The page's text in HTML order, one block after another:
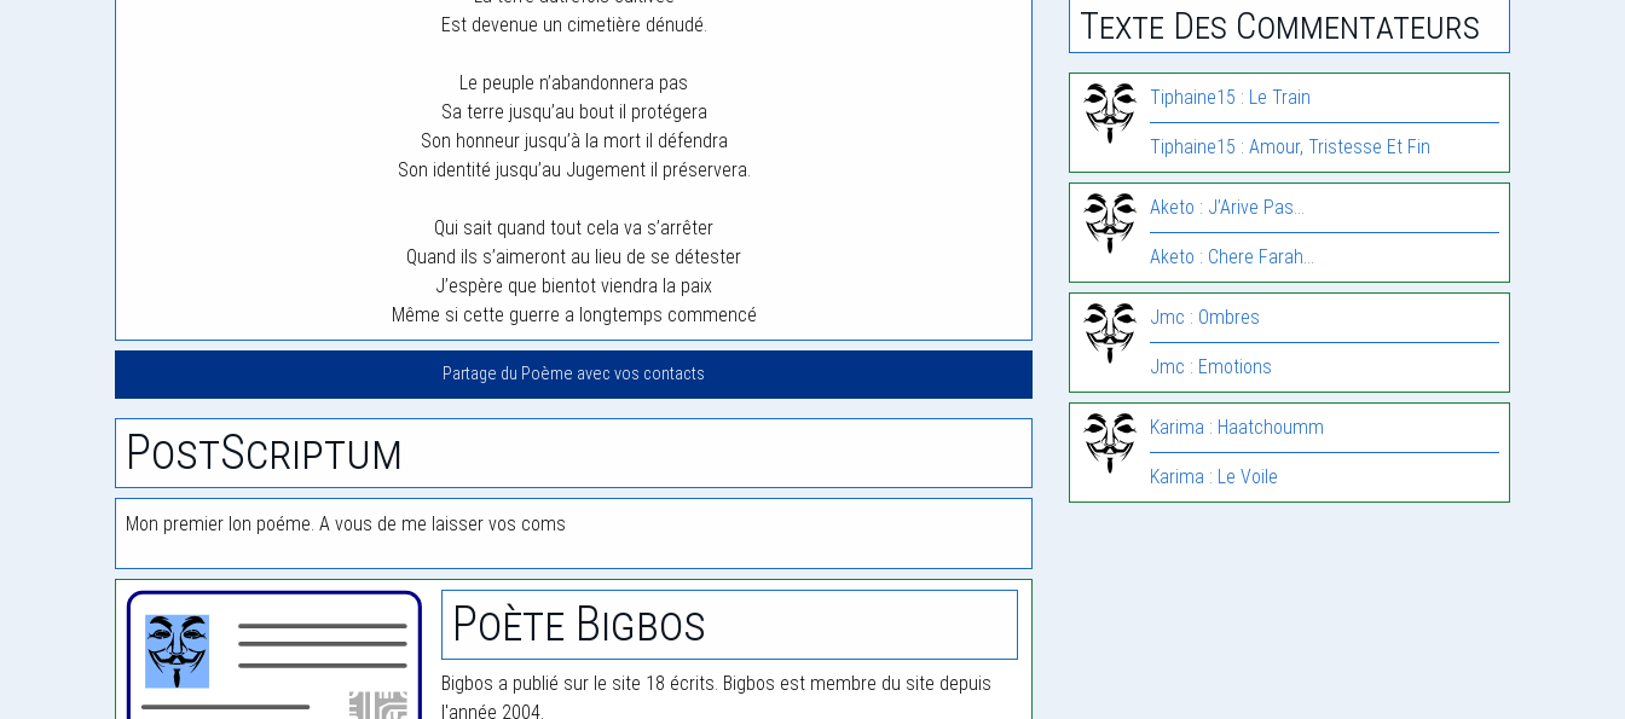
Est devenue un cimetière dénudé.
Le peuple n’abandonnera pas
Sa terre jusqu’au bout il protégera
Son honneur jusqu’à la mort il défendra
Son identité jusqu’au Jugement il préservera.
Qui sait quand tout cela va s’arrêter
Quand ils s’aimeront au lieu de se détester
J’espère que bientot viendra la paix
Même si cette guerre a longtemps commencé
Partage du Poème avec vos contacts
PostScriptum
Mon premier lon poéme. A vous de me laisser vos coms
Poète Bigbos
Bigbos a publié sur le site 18 écrits. Bigbos est membre du site depuis
l'année 2004.
Texte Des Commentateurs
Tiphaine15 : Le Train
Tiphaine15 : Amour, Tristesse Et Fin
Aketo : J’Arive Pas…
Aketo : Chere Farah…
Jmc : Ombres
Jmc : Emotions
Karima : Haatchoumm
Karima : Le Voile